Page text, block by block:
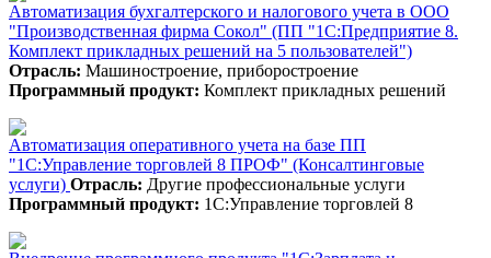
Автоматизация бухгалтерского и налогового учета в ООО
"Производственная фирма Сокол" (ПП "1С:Предприятие 8.
Комплект прикладных решений на 5 пользователей")
Отрасль: Машиностроение, приборостроение
Программный продукт: Комплект прикладных решений
Автоматизация оперативного учета на базе ПП
"1С:Управление торговлей 8 ПРОФ" (Консалтинговые
услуги) Отрасль: Другие профессиональные услуги
Программный продукт: 1С:Управление торговлей 8